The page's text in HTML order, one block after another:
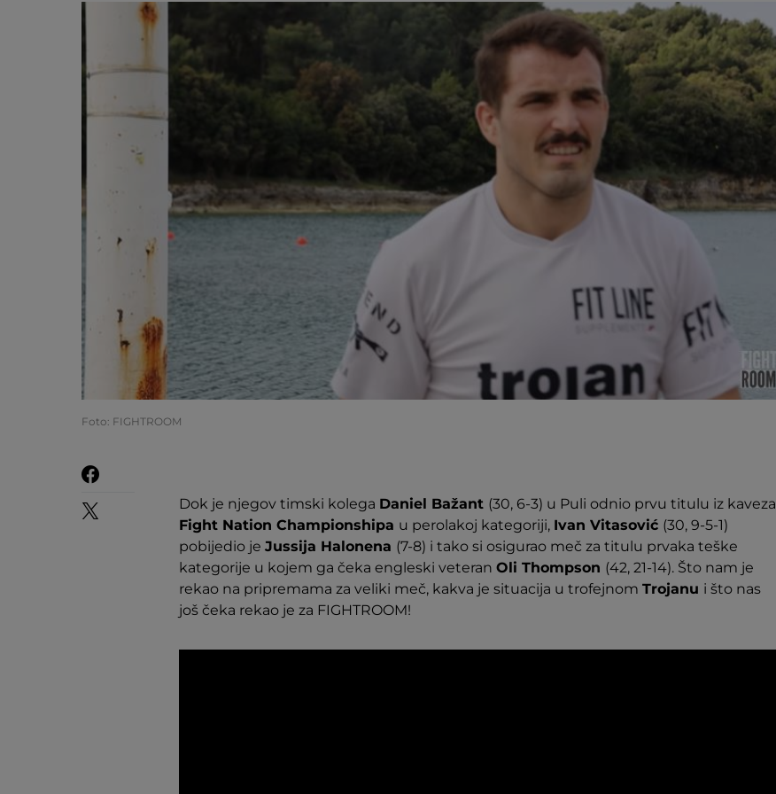
Foto: FIGHTROOM
Dok je njegov timski kolega Daniel Bažant (30, 6-3) u Puli odnio prvu titulu iz kaveza
Fight Nation Championshipa u perolakoj kategoriji, Ivan Vitasović (30, 9-5-1)
pobijedio je Jussija Halonena (7-8) i tako si osigurao meč za titulu prvaka teške
kategorije u kojem ga čeka engleski veteran Oli Thompson (42, 21-14). Što nam je
rekao na pripremama za veliki meč, kakva je situacija u trofejnom Trojanu i što nas
još čeka rekao je za FIGHTROOM!